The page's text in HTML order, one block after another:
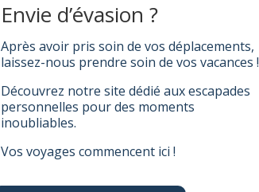
Envie d’évasion ?
Après avoir pris soin de vos déplacements,
laissez-nous prendre soin de vos vacances !
Découvrez notre site dédié aux escapades
personnelles pour des moments
inoubliables.
Vos voyages commencent ici !